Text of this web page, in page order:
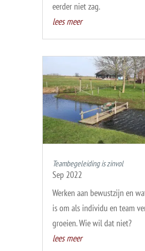
eerder niet zag.
lees meer
Teambegeleiding is zinvol
Sep 2022
Werken aan bewustzijn en
is om als individu en team
groeien. Wie wil dat niet?
lees meer